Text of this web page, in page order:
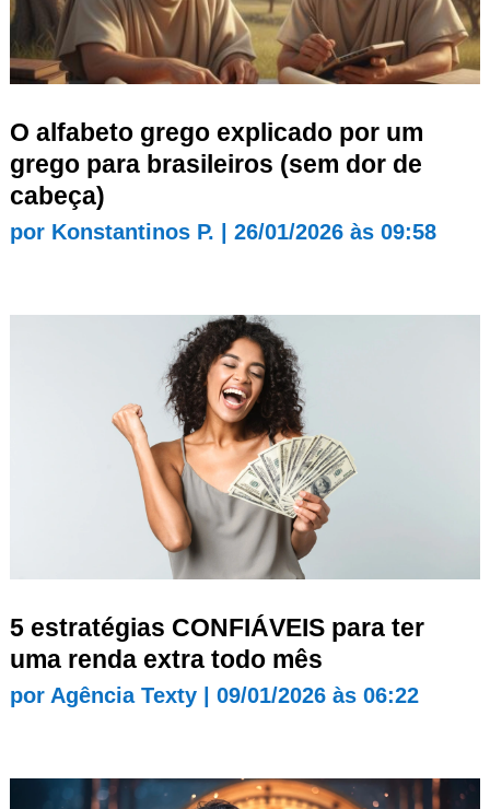
O alfabeto grego explicado por um
grego para brasileiros (sem dor de
cabeça)
por Konstantinos P. 26/01/2026 às 09:58
5 estratégias CONFIÁVEIS para ter
uma renda extra todo mês
por Agência Texty| 09/01/2026 às 06:22